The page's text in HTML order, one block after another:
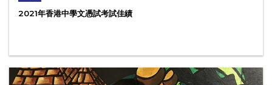
2021年香港中學文憑試考試佳績